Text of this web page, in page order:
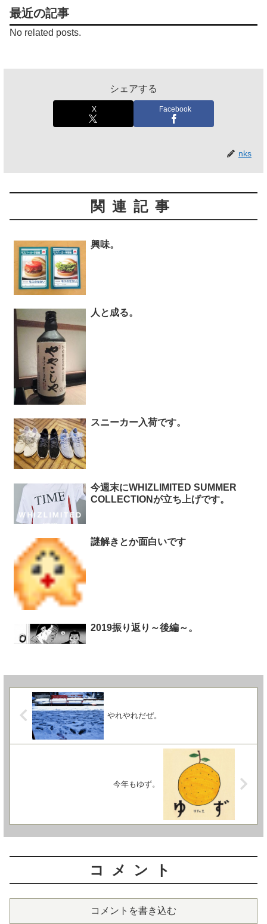
最近の記事
No related posts.
シェアする
X Facebook
nks
関連記事
興味。
人と成る。
スニーカー入荷です。
今週末にWHIZLIMITED SUMMER
COLLECTIONが立ち上げです。
謎解きとか面白いです
2019振り返り～後編～。
やれやれだぜ。
今年もゆず。
コメント
コメントを書き込む